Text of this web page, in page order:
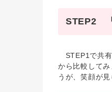
STEP2 「
STEP1で共有
から比較して
うが、笑顔が